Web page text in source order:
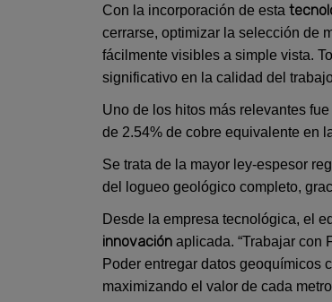
Con la incorporación de esta
cerrarse, optimizar la selección de
fácilmente visibles a simple vista.
significativo en la calidad del
Uno de los hitos más relevantes
de 2.54% de cobre equivalente en
Se trata de la mayor ley-espesor
del logueo geológico completo,
Desde la empresa tecnológica, el
innovación aplicada. “Trabajar con
Poder entregar datos geoquímicos
maximizando el valor de cada